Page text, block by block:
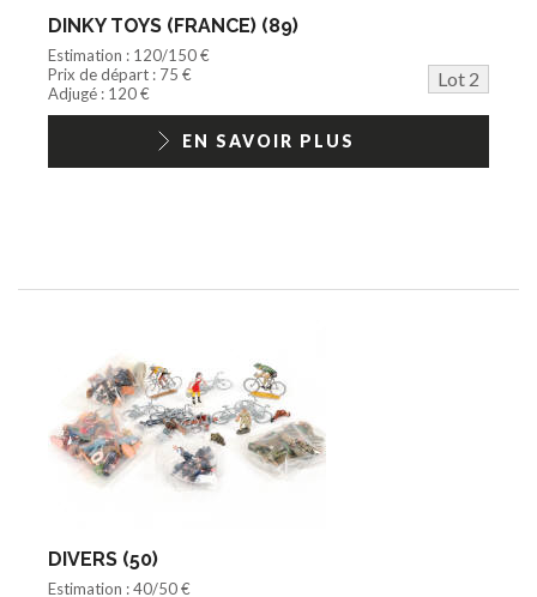
DINKY TOYS (FRANCE) (89)
Estimation : 120/150 €
Prix de départ : 75 €
Lot 2
Adjugé : 120 €
EN SAVOIR PLUS
DIVERS (50)
Estimation : 40/50 €